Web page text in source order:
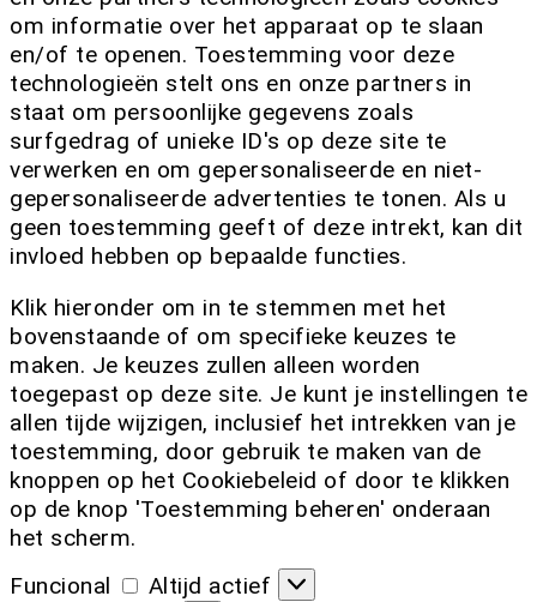
om informatie over het apparaat op te slaan
en/of te openen. Toestemming voor deze
technologieën stelt ons en onze partners in
staat om persoonlijke gegevens zoals
surfgedrag of unieke ID's op deze site te
verwerken en om gepersonaliseerde en niet-
gepersonaliseerde advertenties te tonen. Als u
geen toestemming geeft of deze intrekt, kan dit
invloed hebben op bepaalde functies.
Klik hieronder om in te stemmen met het
bovenstaande of om specifieke keuzes te
maken. Je keuzes zullen alleen worden
toegepast op deze site. Je kunt je instellingen te
allen tijde wijzigen, inclusief het intrekken van je
toestemming, door gebruik te maken van de
knoppen op het Cookiebeleid of door te klikken
op de knop 'Toestemming beheren' onderaan
het scherm.
Funcional
Altijd actief